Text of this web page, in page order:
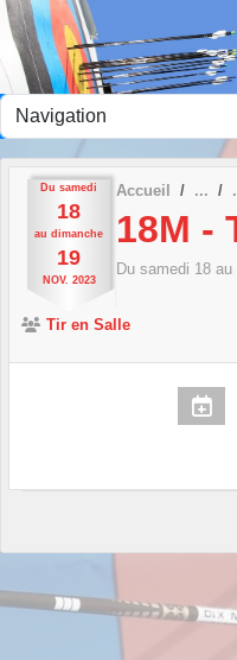
Du samedi
18
au dimanche
19
NOV. 2023
Accueil
18M -
Du samedi 18 au
Tir en Salle
Panneau de gestion des